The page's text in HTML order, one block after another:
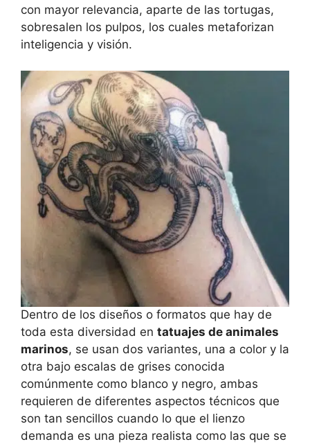
con mayor relevancia, aparte de las tortugas,
sobresalen los pulpos, los cuales metaforizan
inteligencia y visión.
Dentro de los diseños o formatos que hay de
toda esta diversidad en tatuajes de animales
marinos, se usan dos variantes, una a color y la
otra bajo escalas de grises conocida
comúnmente como blanco y negro, ambas
requieren de diferentes aspectos técnicos que
son tan sencillos cuando lo que el lienzo
demanda es una pieza realista como las que se